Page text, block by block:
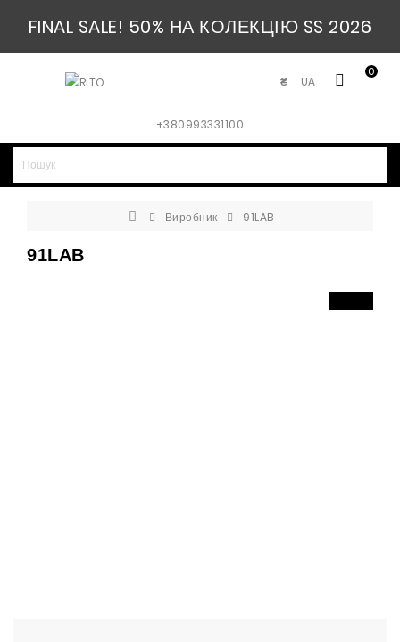
FINAL SALE! 50% НА КОЛЕКЦІЮ SS 2026
0
UA
₴
+380993331100
Виробник 91LAB
91LAB